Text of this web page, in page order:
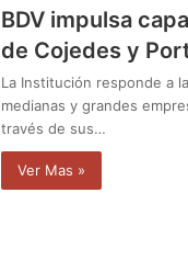
BDV impulsa
de Cojedes y
La Institución responde a
medianas y grandes
través de sus…
Ver Mas »